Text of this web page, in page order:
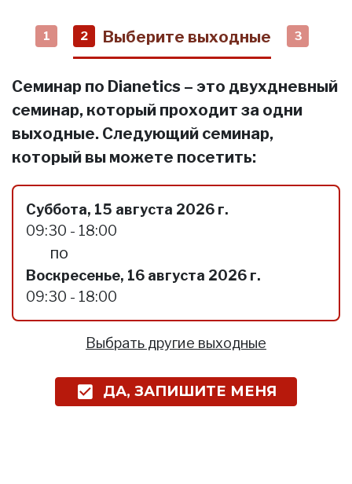
1 2 Выберите выходные 3
Семинар по Dianetics – это двухдневный
семинар, который проходит за одни
выходные. Следующий семинар,
который вы можете посетить:
Суббота, 15 августа 2026 г.
09:30 - 18:00
по
Воскресенье, 16 августа 2026 г.
09:30 - 18:00
Выбрать другие выходные
ДА, ЗАПИШИТЕ МЕНЯ